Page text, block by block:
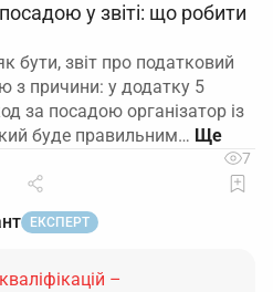
у звіті: що робити
бути, звіт про податковий
з причини: у додатку 5
за посадою організатор із
буде правильним…
7
ЕКСПЕРТ
–